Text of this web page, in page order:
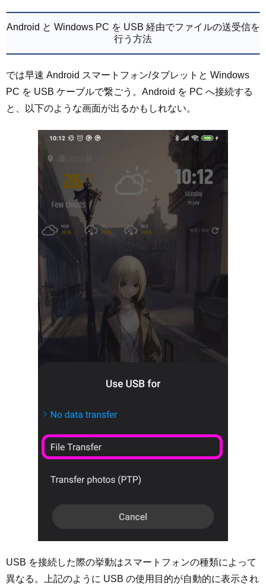
Android と Windows PC を USB 経由でファイルの送受信を
行う方法
では早速 Android スマートフォン/タブレットと Windows
PC を USB ケーブルで繋ごう。Android を PC へ接続する
と、以下のような画面が出るかもしれない。
USB を接続した際の挙動はスマートフォンの種類によって
異なる。上記のように USB の使用目的が自動的に表示され